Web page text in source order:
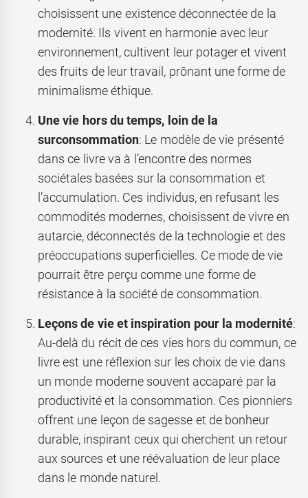
choisissent une existence déconnectée de la
modernité. Ils vivent en harmonie avec leur
environnement, cultivent leur potager et vivent
des fruits de leur travail, prônant une forme de
minimalisme éthique.
Une vie hors du temps, loin de la
surconsommation: Le modèle de vie présenté
dans ce livre va à l’encontre des normes
sociétales basées sur la consommation et
l’accumulation. Ces individus, en refusant les
commodités modernes, choisissent de vivre en
autarcie, déconnectés de la technologie et des
préoccupations superficielles. Ce mode de vie
pourrait être perçu comme une forme de
résistance à la société de consommation.
Leçons de vie et inspiration pour la modernité:
Au-delà du récit de ces vies hors du commun, ce
livre est une réflexion sur les choix de vie dans
un monde moderne souvent accaparé par la
productivité et la consommation. Ces pionniers
offrent une leçon de sagesse et de bonheur
durable, inspirant ceux qui cherchent un retour
aux sources et une réévaluation de leur place
dans le monde naturel.